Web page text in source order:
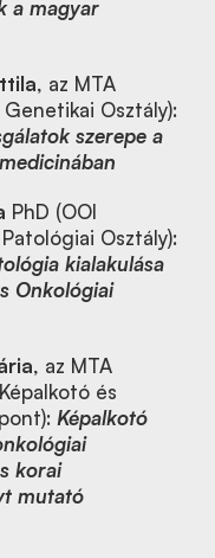
a magyar
, az MTA
Osztály):
szerepe a
PhD (OOI
Osztály):
kialakulása
Onkológiai
, az MTA
és
Képalkotó
korai
mutató